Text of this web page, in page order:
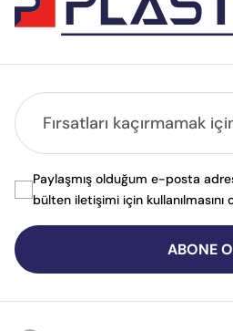
ABONE
Paylaşmış olduğum e-posta
bülten iletişimi için kullanılmasını